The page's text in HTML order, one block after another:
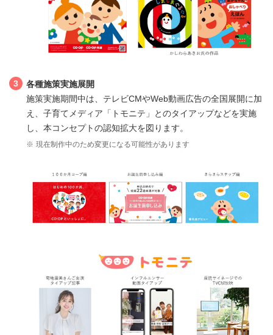
3
各種施策実施展開
施策実施期間中は、テレビCMやWeb動画広告の全国展開に加
え、子育てメディア「トモニテ」とのタイアップなどを実施
し、本コンセプトの認知拡大を図ります。
※ 現在制作中のため変更になる可能性があります